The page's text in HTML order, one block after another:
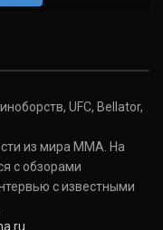
UFC, Bellator,
из мира ММА. На
с обзорами
с известными